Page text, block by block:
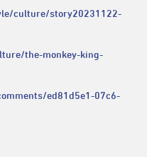
culture/story20231122-
the-monkey-king-
ed81d5e1-07c6-